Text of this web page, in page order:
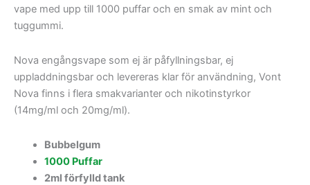
vape med upp till 1000 puffar och en smak av mint och
tuggummi.
Nova engångsvape som ej är påfyllningsbar, ej
uppladdningsbar och levereras klar för användning, Vont
Nova finns i flera smakvarianter och nikotinstyrkor
(14mg/ml och 20mg/ml).
Bubbelgum
1000 Puffar
2ml förfylld tank